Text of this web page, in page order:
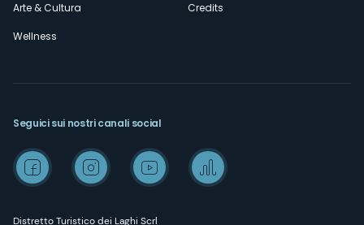
Arte & Cultura
Wellness
Credits
Distretto Turistico dei Laghi Scrl
Seguici sui nostri canali social